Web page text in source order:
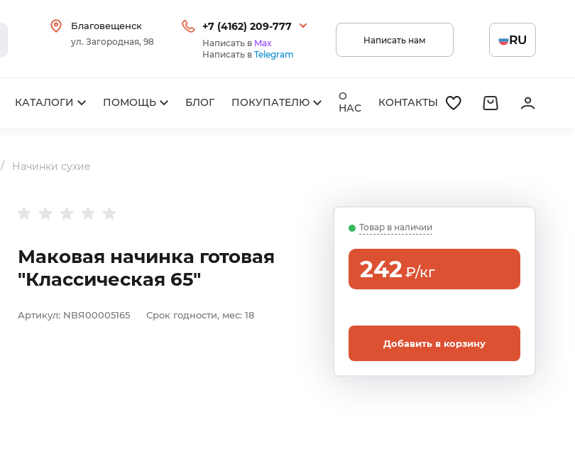
Благовещенск
ул. Загородная, 98
+7 (4162) 209-777
Написать в Max
Написать в Telegram
Написать нам RU
КАТАЛОГИ ПОМОЩЬ БЛОГ ПОКУПАТЕЛЮ
О
НАС
КОНТАКТЫ
Начинки сухие
Маковая начинка готовая
"Классическая 65"
Артикул: NBЯ00005165 Срок годности, мес: 18
Товар в наличии
242₽/кг
Добавить в корзину